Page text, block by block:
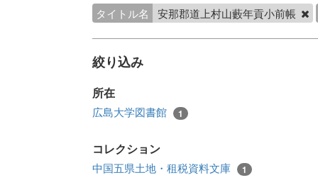
タイトル名 安那郡道上村山藪年貢小前帳
絞り込み
所在
広島大学図書館 1
コレクション
中国五県土地・租税資料文庫 1